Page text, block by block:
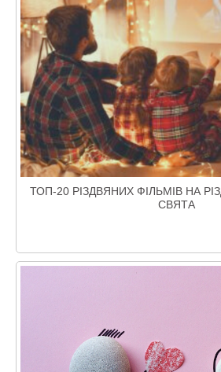
ТОП-20 РІЗДВЯНИХ ФІЛЬМІВ НА
СВЯТА